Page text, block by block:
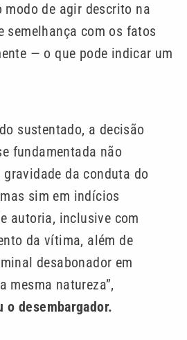
modo de agir descrito na
semelhança com os fatos
— o que pode indicar um
sustentado, a decisão
fundamentada não
da conduta do
sim em indícios
autoria, inclusive com
da vítima, além de
desabonador em
mesma natureza”,
o desembargador.